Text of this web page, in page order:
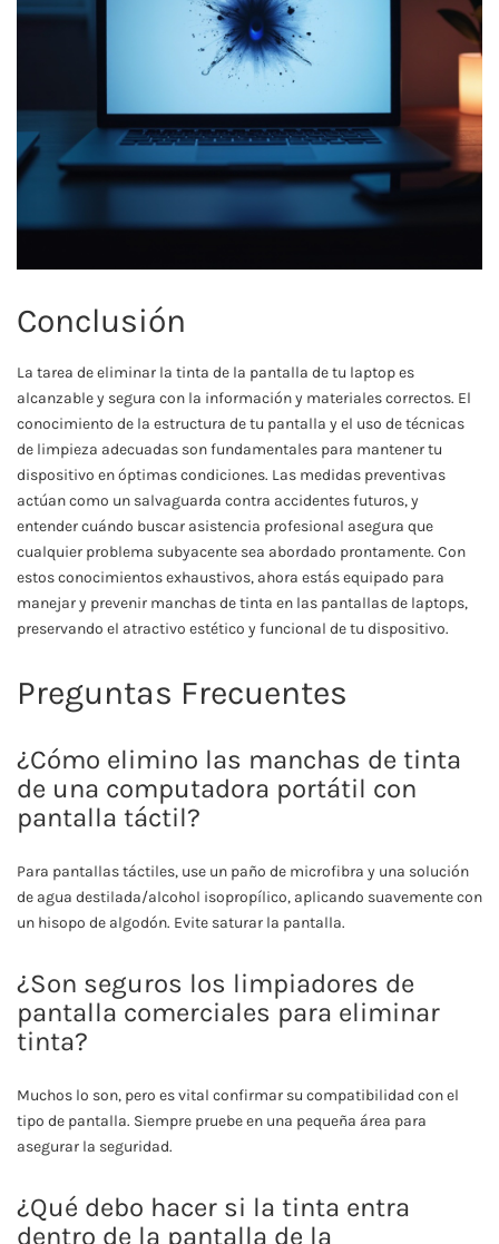
Conclusión
La tarea de eliminar la tinta de la pantalla de tu laptop es
alcanzable y segura con la información y materiales correctos. El
conocimiento de la estructura de tu pantalla y el uso de técnicas
de limpieza adecuadas son fundamentales para mantener tu
dispositivo en óptimas condiciones. Las medidas preventivas
actúan como un salvaguarda contra accidentes futuros, y
entender cuándo buscar asistencia profesional asegura que
cualquier problema subyacente sea abordado prontamente. Con
estos conocimientos exhaustivos, ahora estás equipado para
manejar y prevenir manchas de tinta en las pantallas de laptops,
preservando el atractivo estético y funcional de tu dispositivo.
Preguntas Frecuentes
¿Cómo elimino las manchas de tinta
de una computadora portátil con
pantalla táctil?
Para pantallas táctiles, use un paño de microfibra y una solución
de agua destilada/alcohol isopropílico, aplicando suavemente con
un hisopo de algodón. Evite saturar la pantalla.
¿Son seguros los limpiadores de
pantalla comerciales para eliminar
tinta?
Muchos lo son, pero es vital confirmar su compatibilidad con el
tipo de pantalla. Siempre pruebe en una pequeña área para
asegurar la seguridad.
¿Qué debo hacer si la tinta entra
dentro de la pantalla de la